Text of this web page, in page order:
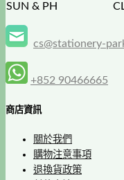
SUN & PH
cs@stationery-
+852 90466665
商店資訊
關於我們
購物注意事項
退換貨政策